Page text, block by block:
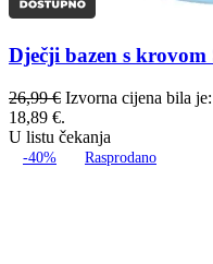
Dječji bazen s krovom
26,99€ Izvorna cijena bila
18,89 €.
U listu čekanja
-40% Rasprodano